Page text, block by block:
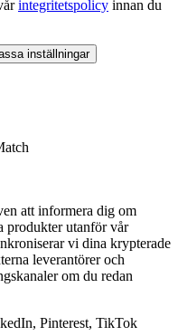
integritetspolicy innan du
inställningar
att informera dig om
produkter utanför vår
vi dina krypterade
leverantörer och
om du redan
Pinterest, TikTok